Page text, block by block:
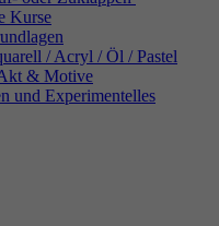
Kurse
/ Acryl / Öl / Pastel
& Motive
und Experimentelles